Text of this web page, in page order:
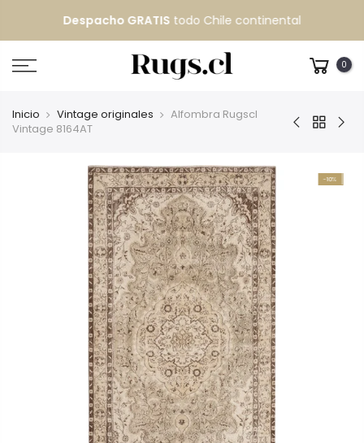
Despacho GRATIS todo Chile continental
0
Inicio Vintage originales
Alfombra Rugscl
Vintage 8164AT
-10%